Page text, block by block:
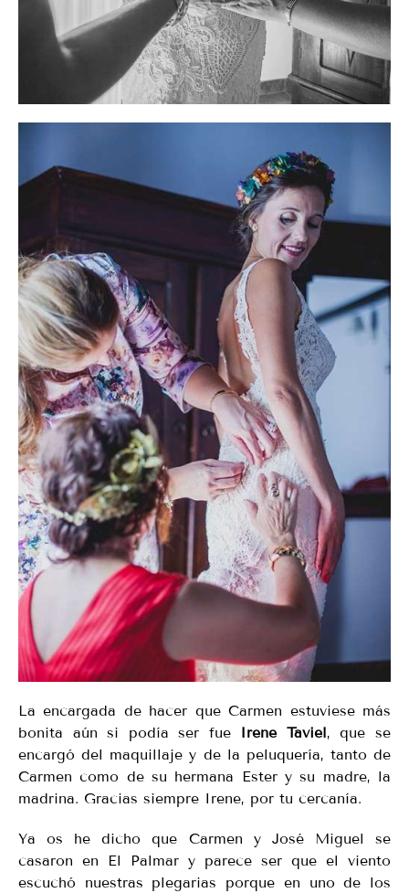
La encargada de hacer que Carmen estuviese más
bonita aún si podía ser fue Irene Taviel, que se
encargó del maquillaje y de la peluquería, tanto de
Carmen como de su hermana Ester y su madre, la
madrina. Gracias siempre Irene, por tu cercanía.
Ya os he dicho que Carmen y José Miguel se
casaron en El Palmar y parece ser que el viento
escuchó nuestras plegarias porque en uno de los